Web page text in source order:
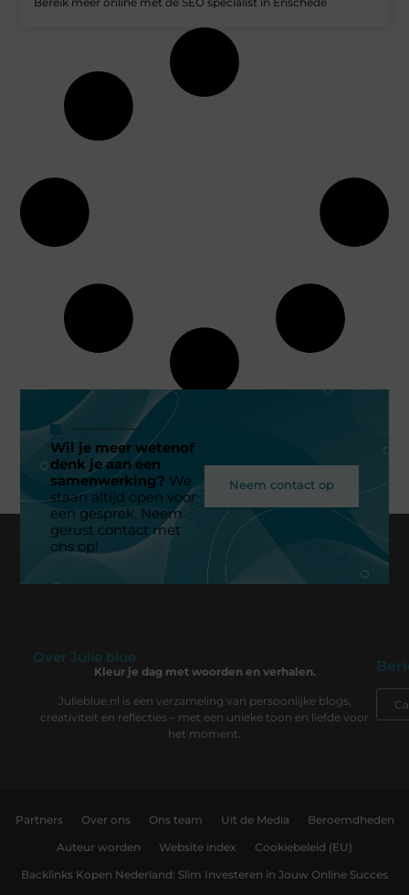
Wil je meer wetenof
denk je aan een
samenwerking? We
staan altijd open voor
een gesprek. Neem
gerust contact met
ons op!
Neem contact op
Over Julie blue
Kleur je dag met woorden en verhalen.
Julieblue.nl is een verzameling van persoonlijke blogs,
creativiteit en reflecties – met een unieke toon en liefde voor
het moment.
Partners Over ons Ons team Uit de Media Beroemdheden
Auteur worden Website index Cookiebeleid (EU)
Backlinks Kopen Nederland: Slim Investeren in Jouw Online Succes